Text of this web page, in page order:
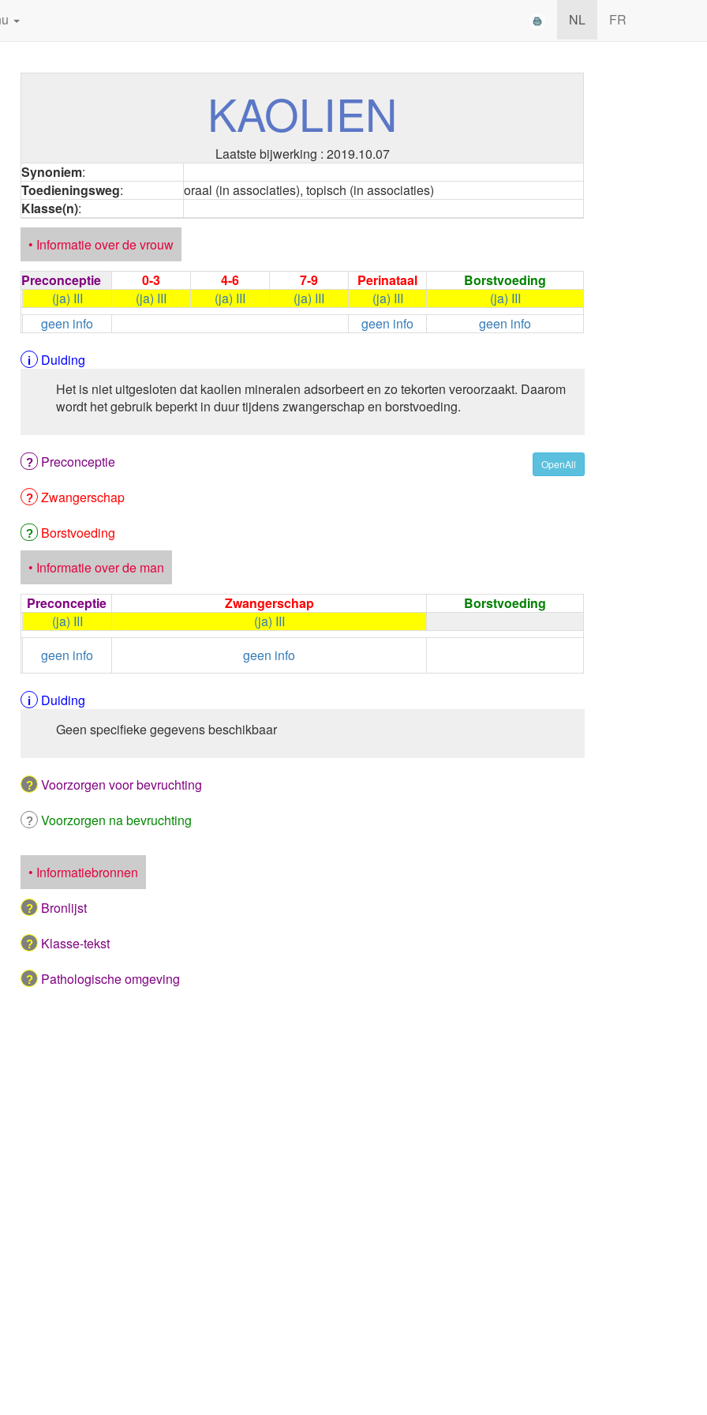
NL FR
KAOLIEN
Laatste bijwerking : 2019.10.07
Synoniem:
Toedieningsweg:
oraal (in associaties), topisch (in associaties)
Klasse(n):
• Informatie over de vrouw
Preconceptie
0-3 4-6 7-9 Perinataal
Borstvoeding
(ja) III
(ja) III (ja) III (ja) III (ja) III
(ja) III
geen info
geen info
geen info
Duiding
Het is niet uitgesloten dat kaolien mineralen adsorbeert en zo tekorten veroorzaakt. Daarom
wordt het gebruik beperkt in duur tijdens zwangerschap en borstvoeding.
OpenAll
Preconceptie
Zwangerschap
Borstvoeding
• Informatie over de man
Preconceptie
Zwangerschap
Borstvoeding
(ja) III
(ja) III
geen info
geen info
Duiding
Geen specifieke gegevens beschikbaar
Voorzorgen voor bevruchting
Voorzorgen na bevruchting
• Informatiebronnen
Bronlijst
Klasse-tekst
Pathologische omgeving